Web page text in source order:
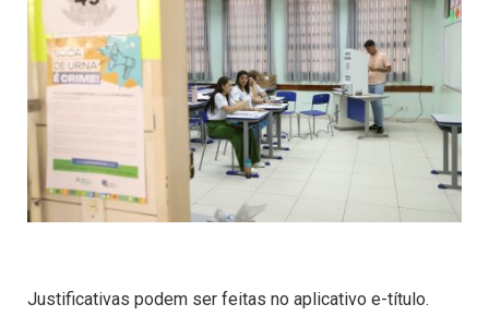
Justificativas podem ser feitas no aplicativo e-título.